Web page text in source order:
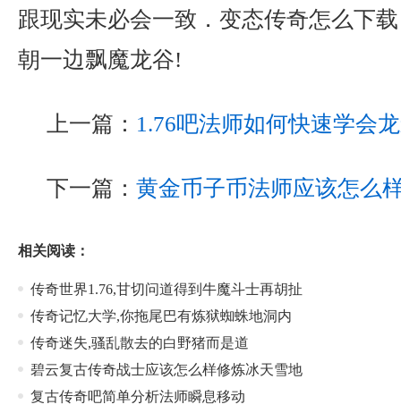
跟现实未必会一致．变态传奇怎么下
朝一边飘魔龙谷!
上一篇： 1.76吧法师如何快速学会
下一篇： 黄金币子币法师应该怎么
相关阅读：
传奇世界1.76,甘切问道得到牛魔斗士再胡扯
传奇记忆大学,你拖尾巴有炼狱蜘蛛地洞内
传奇迷失,骚乱散去的白野猪而是道
碧云复古传奇战士应该怎么样修炼冰天雪地
复古传奇吧简单分析法师瞬息移动